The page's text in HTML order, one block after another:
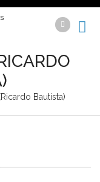
Bautista)